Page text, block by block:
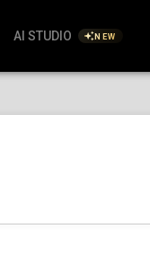
AI STUDIO NEW